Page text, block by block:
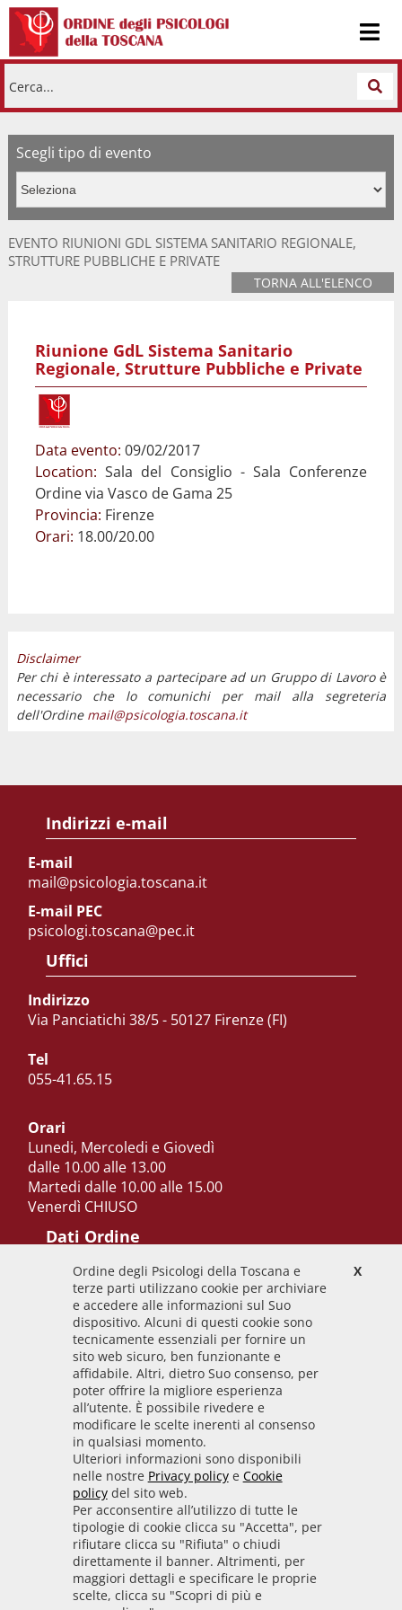
Cerca...
Scegli tipo di evento
EVENTO RIUNIONI GDL SISTEMA SANITARIO REGIONALE,
STRUTTURE PUBBLICHE E PRIVATE
TORNA ALL'ELENCO
Riunione GdL Sistema Sanitario
Regionale, Strutture Pubbliche e Private
Data evento: 09/02/2017
Location:Sala del Consiglio - Sala Conferenze
Ordine via Vasco de Gama 25
Provincia: Firenze
Orari: 18.00/20.00
Disclaimer
Per chi è interessato a partecipare ad un Gruppo di Lavoro è
necessario che lo comunichi per mail alla segreteria
dell'Ordine mail@psicologia.toscana.it
Indirizzi e-mail
E-mail
mail@psicologia.toscana.it
E-mail PEC
psicologi.toscana@pec.it
Uffici
Indirizzo
Via Panciatichi 38/5 - 50127 Firenze (FI)
Tel
055-41.65.15
Orari
Lunedi, Mercoledi e Giovedì
dalle 10.00 alle 13.00
Martedi dalle 10.00 alle 15.00
Venerdì CHIUSO
Dati Ordine
Codice Fiscale
92009700458
Codice IPA
odpt_to
Linee guida
Sito realizzato seguendo le linee guida di sviluppo
per i servizi web delle PA pubblicate da AGID in
collaborazione con il TEAM PER LA
TRASFORMAZIONE DIGITALE.
• Informativa cookie • Informativa privacy
• Amministrazione trasparente • Whistleblowing
X
Ordine degli Psicologi della Toscana e
terze parti utilizzano cookie per archiviare
e accedere alle informazioni sul Suo
dispositivo. Alcuni di questi cookie sono
tecnicamente essenziali per fornire un
sito web sicuro, ben funzionante e
affidabile. Altri, dietro Suo consenso, per
poter offrire la migliore esperienza
all’utente. È possibile rivedere e
modificare le scelte inerenti al consenso
in qualsiasi momento.
Ulteriori informazioni sono disponibili
nelle nostre Privacy policye Cookie
policydel sito web.
Per acconsentire all’utilizzo di tutte le
tipologie di cookie clicca su "Accetta", per
rifiutare clicca su "Rifiuta" o chiudi
direttamente il banner. Altrimenti, per
maggiori dettagli e specificare le proprie
scelte, clicca su "Scopri di più e